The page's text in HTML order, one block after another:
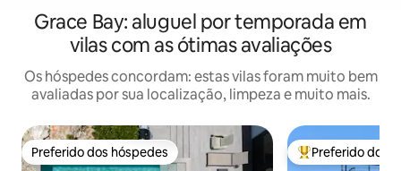
Grace Bay: aluguel por temporada em
vilas com as ótimas avaliações
Os hóspedes concordam: estas vilas foram muito bem
avaliadas por sua localização, limpeza e muito mais.
Preferido dos hóspedes
Preferido dos hóspedes Entre os
Preferido dos